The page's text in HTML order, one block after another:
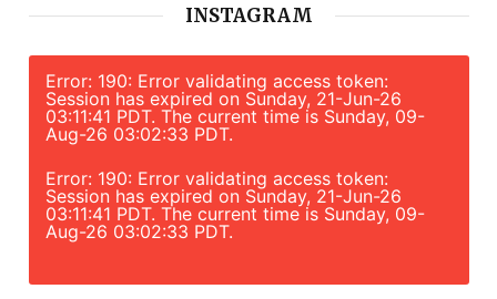
INSTAGRAM
Error: 190: Error validating access token:
Session has expired on Sunday, 21-Jun-26
03:11:41 PDT. The current time is Sunday, 09-
Aug-26 03:02:33 PDT.
Error: 190: Error validating access token:
Session has expired on Sunday, 21-Jun-26
03:11:41 PDT. The current time is Sunday, 09-
Aug-26 03:02:33 PDT.